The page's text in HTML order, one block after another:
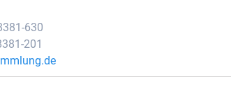
630
201